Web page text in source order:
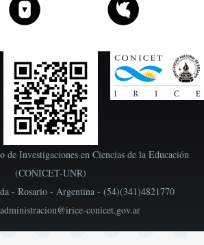
Investigaciones en Ciencias de la Educación
(CONICET-UNR)
- Rosario - Argentina - (54)(341)4821770
conicet.gov.ar